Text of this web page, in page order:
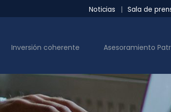
Noticias | Sala de
Inversión coherente Asesoramiento